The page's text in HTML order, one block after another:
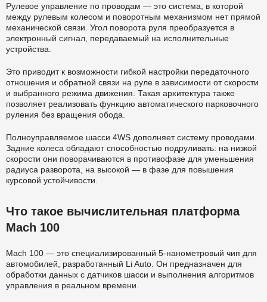
Рулевое управление по проводам — это система, в которой
между рулевым колесом и поворотным механизмом нет прямой
механической связи. Угол поворота руля преобразуется в
электронный сигнал, передаваемый на исполнительные
устройства.
Это приводит к возможности гибкой настройки передаточного
отношения и обратной связи на руле в зависимости от скорости
и выбранного режима движения. Такая архитектура также
позволяет реализовать функцию автоматического парковочного
руления без вращения обода.
Полноуправляемое шасси 4WS дополняет систему проводами.
Задние колеса обладают способностью подруливать: на низкой
скорости они поворачиваются в противофазе для уменьшения
радиуса разворота, на высокой — в фазе для повышения
курсовой устойчивости.
Что такое вычислительная платформа
Mach 100
Mach 100 — это специализированный 5-нанометровый чип для
автомобилей, разработанный Li Auto. Он предназначен для
обработки данных с датчиков шасси и выполнения алгоритмов
управления в реальном времени.